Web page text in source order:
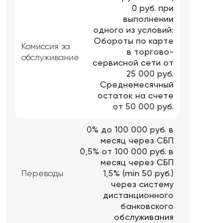
Комиссия за
обслуживание
0 руб. при
выполнении
одного из условий:
Обороты по карте
в торгово-
сервисной сети от
25 000 руб.
Среднемесячный
остаток на счете
от 50 000 руб.
Переводы
0% до 100 000 руб. в
месяц через СБП
0,5% от 100 000 руб. в
месяц через СБП
1,5% (min 50 руб.)
через систему
дистанционного
банковского
обслуживания